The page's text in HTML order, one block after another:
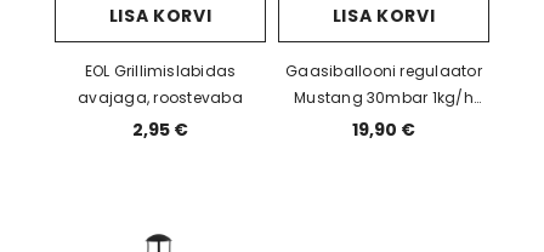
LISA KORVI
EOL Grillimislabidas
avajaga, roostevaba
2,95 €
LISA KORVI
Gaasiballooni regulaator
Mustang 30mbar 1kg/h
kiirkinnitusega
19,90 €